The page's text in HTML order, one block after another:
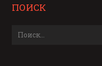
ПОИСК